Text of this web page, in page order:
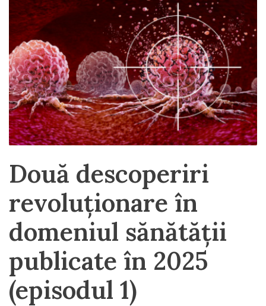
Două descoperiri
revoluționare în
domeniul sănătății
publicate în 2025
(episodul 1)